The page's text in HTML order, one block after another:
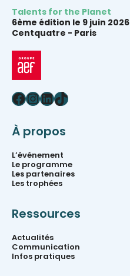
Talents for the Planet
6ème édition le 9 juin 2026
Centquatre - Paris
Facebook
Instagram
LinkedIn
TikTok
À propos
L’événement
Le programme
Les partenaires
Les trophées
Ressources
Actualités
Communication
Infos pratiques